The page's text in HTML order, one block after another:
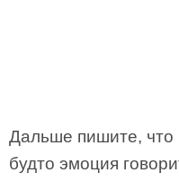
Дальше пишите, что
будто эмоция